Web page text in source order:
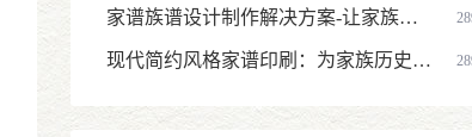
家谱族谱设计制作解决方案-让家族文化传承更系统
现代简约风格家谱印刷：为家族历史打造简洁大气的传世之作